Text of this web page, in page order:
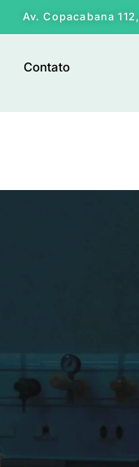
Av. Copacabana
Contato